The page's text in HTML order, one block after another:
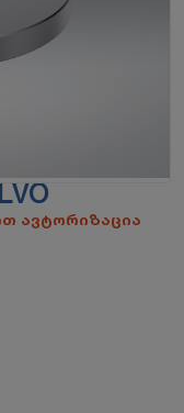
ავტორიზაცია